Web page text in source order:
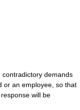
contradictory demands
or an employee, so that
will be